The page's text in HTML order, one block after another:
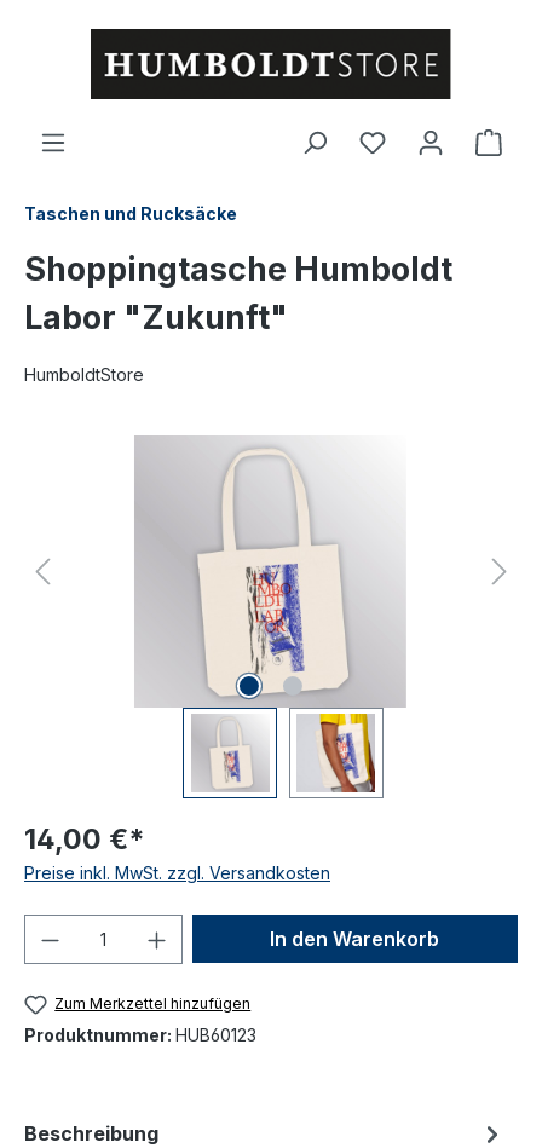
springen
Taschen und Rucksäcke
Shoppingtasche Humboldt
Labor "Zukunft"
HumboldtStore
14,00 €*
Preise inkl. MwSt. zzgl. Versandkosten
Produkt Anzahl: Gib denIn den Warenkorb
Zum Merkzettel hinzufügen
Produktnummer: HUB60123
Beschreibung